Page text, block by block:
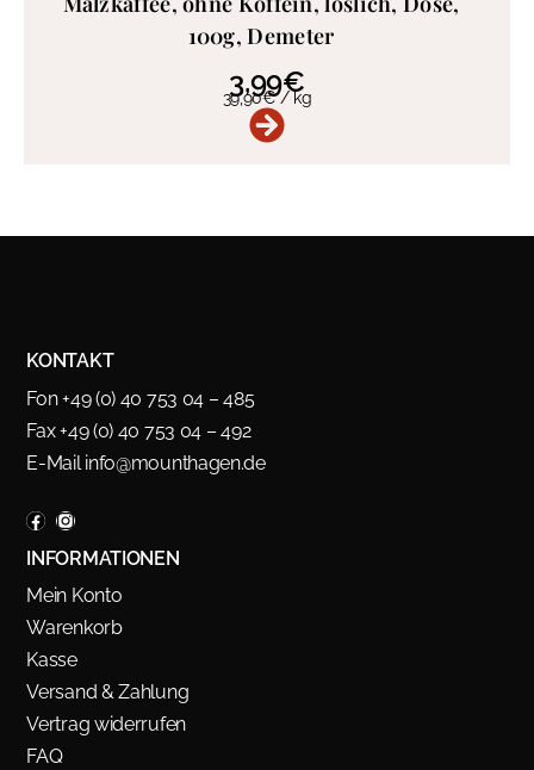
100g, Demeter
3,99€
39,90€/kg
KONTAKT
Fon +49 (0) 40 753 04 – 485
Fax +49 (0) 40 753 04 – 492
E-Mail info@mounthagen.de
INFORMATIONEN
Mein Konto
Warenkorb
Kasse
Versand & Zahlung
Vertrag widerrufen
FAQ